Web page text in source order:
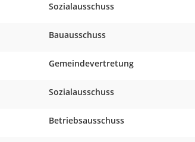
Sozialausschuss
Bauausschuss
Gemeindevertretung
Sozialausschuss
Betriebsausschuss